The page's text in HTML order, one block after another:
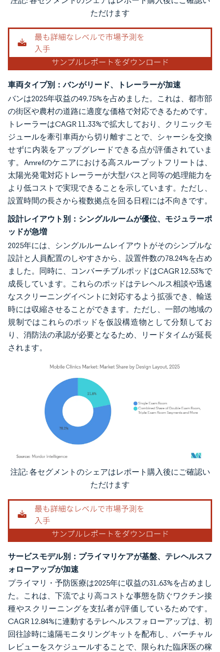
画像 © Mordor Intelligence。再利用にはCC BY 4.0の表示が必要です。
ただけます
車両タイプ別：バンがリード、トレーラーが加速
バンは2025年収益の49.75%を占めました。これは、都市部
の街区や農村の道路に適度な価格で対応できるためです。
トレーラーはCAGR 11.33%で拡大しており、クリニックモ
ジュールを牽引車両から切り離すことで、シャーシを交換
せずに内装をアップグレードできる点が評価されていま
す。Amrefのケニアにおける高スループットフリートは、
太陽光発電対応トレーラーが大型バスと同等の処理能力を
より低コストで実現できることを示しています。ただし、
設置時間の長さから複数拠点を回る日程には不向きです。
設計レイアウト別：シングルルームが優位、モジュラーポ
ッドが急増
2025年には、シングルルームレイアウトがそのシンプルな
設計と人員配置のしやすさから、設置件数の78.24%を占め
ました。同時に、コンバーチブルポッドはCAGR 12.53%で
成長しています。これらのポッドはテレヘルス相談や迅速
なスクリーニングイベントに対応するよう拡張でき、輸送
時には収縮させることができます。ただし、一部の地域の
規制ではこれらのポッドを仮設構造物として分類してお
り、消防法の承認が必要となるため、リードタイムが延長
されます。
画像 © Mordor Intelligence。再利用にはCC BY 4.0の表示が必要です。
注記: 各セグメントのシェアはレポート購入後にご確認い
ただけます
サービスモデル別：プライマリケアが基盤、テレヘルスフ
ォローアップが加速
プライマリ・予防医療は2025年に収益の31.63%を占めまし
た。これは、下流でより高コストな事態を防ぐワクチン接
種やスクリーニングを支払者が評価しているためです。
CAGR 12.84%に連動するテレヘルスフォローアップは、初
回往診時に遠隔モニタリングキットを配布し、バーチャル
レビューをスケジュールすることで、限られた臨床医の稼